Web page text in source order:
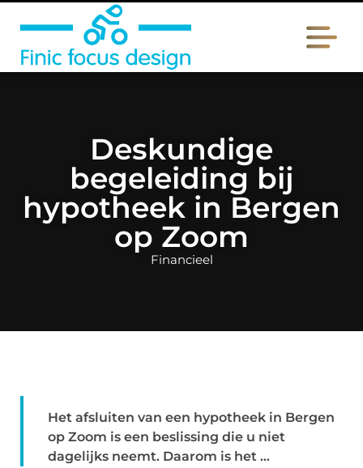
Deskundige
begeleiding bij
hypotheek in Bergen
op Zoom
Financieel
Het afsluiten van een hypotheek in Bergen
op Zoom is een beslissing die u niet
dagelijks neemt. Daarom is het ...